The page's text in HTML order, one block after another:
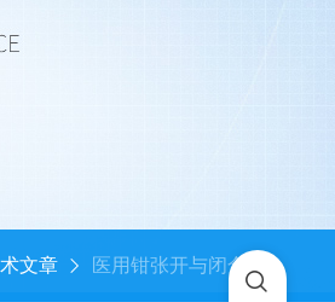
文章 医用钳张开与闭合传递系数测试仪的好处